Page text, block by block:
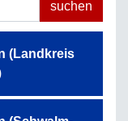
(Landkreis